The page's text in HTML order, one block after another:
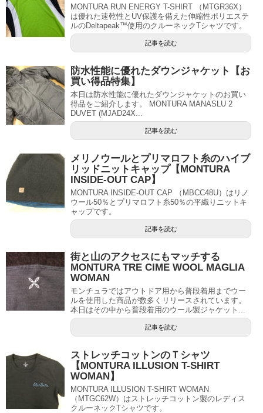
MONTURA RUN ENERGY T-SHIRT （MTGR36X）
は優れた速乾性とUV保護を備えた伸縮性ポリエステ
ルのDeltapeak™使用のクルーネックTシャツです。
記事を読む
防水性能に優れたダウンジャケット【お
買い得品特集】
本日は防水性能に優れたダウンジャケットのお買い
得品をご紹介します。 MONTURA MANASLU 2
DUVET (MJAD24X...
記事を読む
メリノウールとプリマロフト糸のハイブ
リッドニットキャップ【MONTURA
INSIDE-OUT CAP】
MONTURA INSIDE-OUT CAP （MBCC48U）はリノ
ウール50％とプリマロフト糸50％の平織りニットキ
ャップです。
記事を読む
街と山のアクセスにもマッチする
MONTURA TRE CIME WOOL MAGLIA
WOMAN
モンチュラではアウトドア用から普段着用までウー
ルを使用した商品が数多くリリースされています。
本日はその中から普段着用のウール製ジャケット...
記事を読む
ストレッチコットンのＴシャツ
【MONTURA ILLUSION T-SHIRT
WOMAN】
MONTURA ILLUSION T-SHIRT WOMAN
（MTGC62W）はストレッチコットン製のレディス
クルーネックTシャツです。